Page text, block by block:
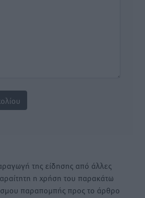
της είδησης από άλλες
η χρήση του παρακάτω
παραπομπής προς το άρθρο